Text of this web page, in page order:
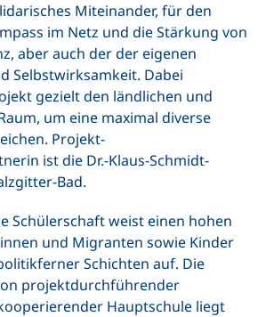
Miteinander, für den
im Netz und die Stärkung von
aber auch der der eigenen
Selbstwirksamkeit. Dabei
gezielt den ländlichen und
um eine maximal diverse
Projekt-
ist die Dr.-Klaus-Schmidt-
Bad.
Schülerschaft weist einen hohen
und Migranten sowie Kinder
Schichten auf. Die
projektdurchführender
Hauptschule liegt